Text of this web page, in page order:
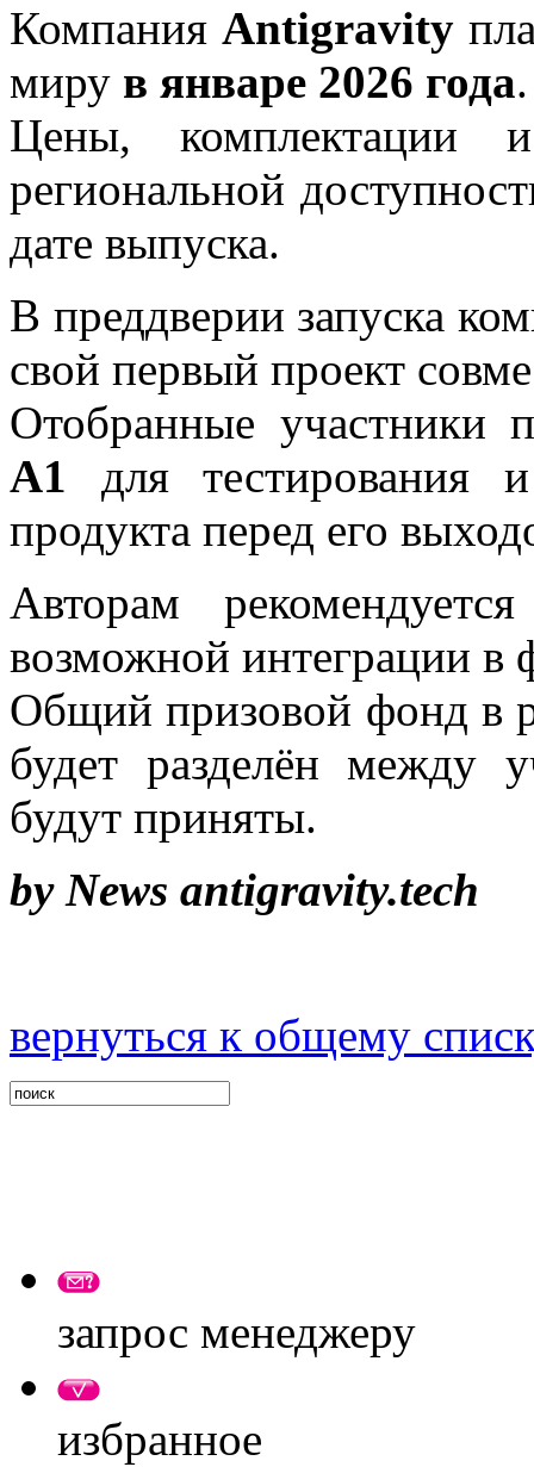
Компания Antigravity
миру в январе 2026 года.
Цены, комплектации
региональной
дате выпуска.
В преддверии запуска
свой первый проект
Отобранные участники
A1 для тестирования
продукта перед его
Авторам
возможной интеграции
Общий призовой фонд в
будет разделён между
будут приняты.
by News antigravity.tech
вернуться к общему
запрос менеджеру
избранное